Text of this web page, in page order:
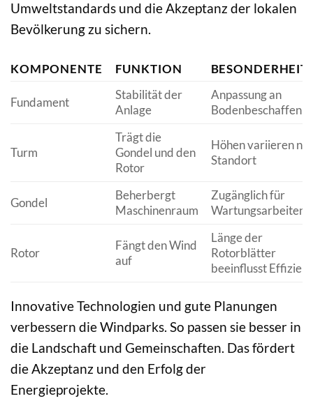
Umweltstandards und die Akzeptanz der lokalen
Bevölkerung zu sichern.
KOMPONENTE FUNKTION
Fundament
Stabilität der
Anlage
Anpassung an
Turm
Trägt die
Gondel und den
Rotor
Höhen variieren
Standort
Gondel
Beherbergt
Maschinenraum
Zugänglich für
Wartungsarbeiten
Rotor
Fängt den Wind
auf
Länge der
Rotorblätter
beeinflusst Effizienz
Innovative Technologien und gute Planungen
verbessern die Windparks. So passen sie besser in
die Landschaft und Gemeinschaften. Das fördert
die Akzeptanz und den Erfolg der
Energieprojekte.